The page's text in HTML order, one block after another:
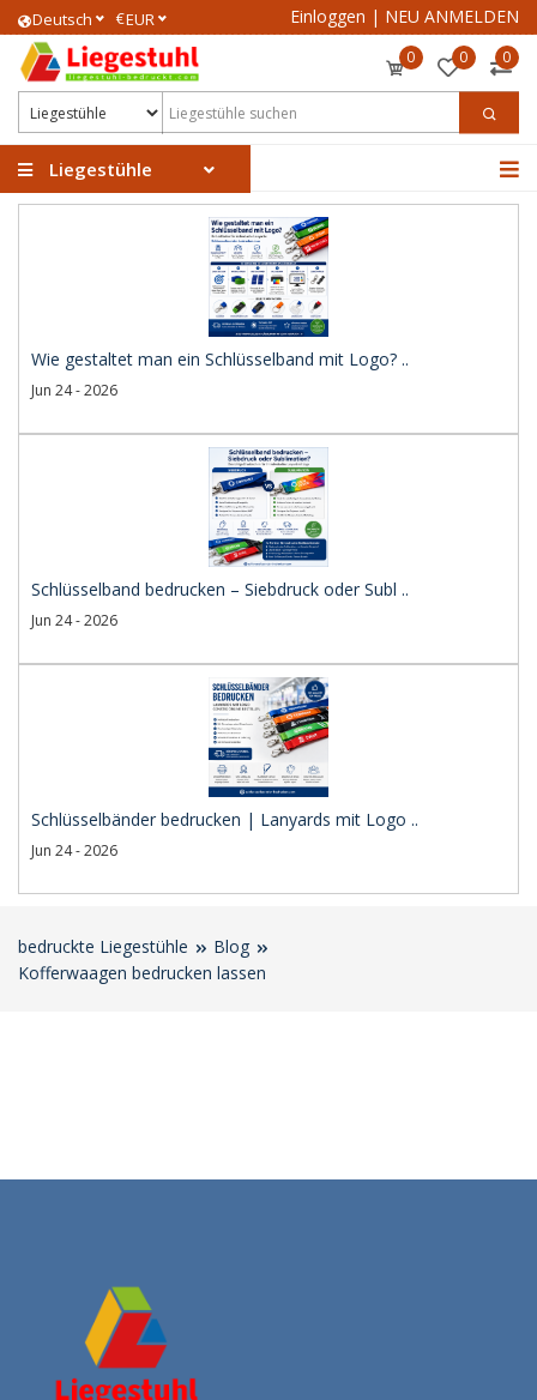
Deutsch €EUR Einloggen | NEU ANMELDEN
0 0 0
Liegestühle
Wie gestaltet man ein Schlüsselband mit Logo? ..
Jun 24 - 2026
Schlüsselband bedrucken – Siebdruck oder Subl ..
Jun 24 - 2026
Schlüsselbänder bedrucken | Lanyards mit Logo ..
Jun 24 - 2026
bedruckte Liegestühle
Blog
Kofferwaagen bedrucken lassen